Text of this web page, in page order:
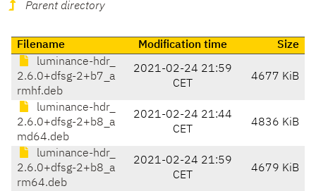
Parent directory
Filename Modification time
Size
luminance-hdr_
2.6.0+dfsg-2+b7_a
rmhf.deb
2021-02-24 21:59
CET
4677 KiB
luminance-hdr_
2.6.0+dfsg-2+b8_a
md64.deb
2021-02-24 21:44
CET
4836 KiB
luminance-hdr_
2.6.0+dfsg-2+b8_a
rm64.deb
2021-02-24 21:59
CET
4679 KiB